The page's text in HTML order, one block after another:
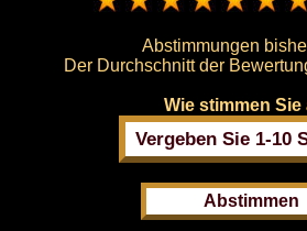
Abstimmungen
Der Durchschnitt der
Wie stimmen Sie